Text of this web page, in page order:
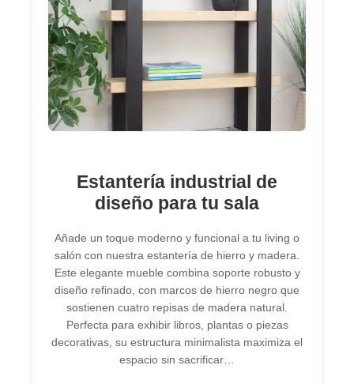
Estantería industrial de
diseño para tu sala
Añade un toque moderno y funcional a tu living o
salón con nuestra estantería de hierro y madera.
Este elegante mueble combina soporte robusto y
diseño refinado, con marcos de hierro negro que
sostienen cuatro repisas de madera natural.
Perfecta para exhibir libros, plantas o piezas
decorativas, su estructura minimalista maximiza el
espacio sin sacrificar…